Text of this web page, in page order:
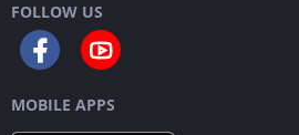
FOLLOW US
MOBILE APPS